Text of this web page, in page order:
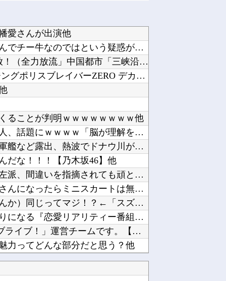
愛さんが出演他
【朗報】みい山作者さん、みいちゃんでチー牛なのではという疑惑が生まれるｗｗｗｗｗｗｗｗｗｗ...
中国「大洪水！」三峡ダム「9門開放！（全力放流」中国都市「三峡沿線の道路水没」中国政府「高...
【トミカ ジョブレイバー】「ライジングポリスブレイバーZERO デカライドアーマー 黒バイ...
ることが判明ｗｗｗｗｗｗｗｗ他
軟体動物みたいに柔らかい手を持つ人、話題にｗｗｗｗ「脳が理解を拒む」「ミギー」他
川底に沈んでいたマンモスやナチス軍艦など露出、熱波でドナウ川が歴史的渇水！他
だな！！！【乃木坂46】他
防弾ガラスの件で誤情報を拡散した左派、間違いを指摘されても頑として認めなかった結果……他
【画像】森高千里（18）「私がオバさんになったらミニスカートは無理よ」→現在ｗｗｗｗ他
【ウマ娘】このキャラが声優（まりんか）同じってマジ！？←「スズカさんみたいな演技の方がレア...
【悲報】ゆうちゃみの暴露で浮き彫りになる『恋愛リアリティー番組』の裏側がヤバイ・・・・・他
【ラブライブ！】「Link！Like！ラブライブ！」運営チームです。【蓮ノ空】他
力ってどんな部分だと思う？他
中国「大洪水！」三峡ダム「決壊危機」台風13号「三峡直撃確定」日本「最も強い勢力で接近！（...
ラスボスに驚いた他